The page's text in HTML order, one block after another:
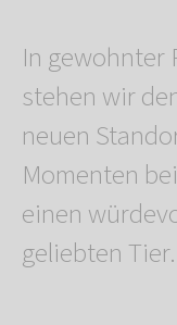
In gewohnter
stehen wir
neuen
Momenten
einen
geliebten Tier.